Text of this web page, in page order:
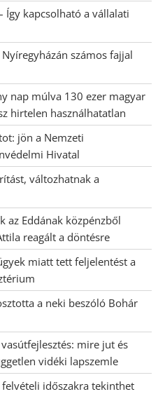
Így kapcsolható a vállalati
számos fajjal
nap múlva 130 ezer magyar
hirtelen használhatatlan
jön a Nemzeti
Hivatal
változhatnak a
az Eddának közpénzből
reagált a döntésre
miatt tett feljelentést a
a neki beszóló Bohár
mire jut és
vidéki lapszemle
időszakra tekinthet